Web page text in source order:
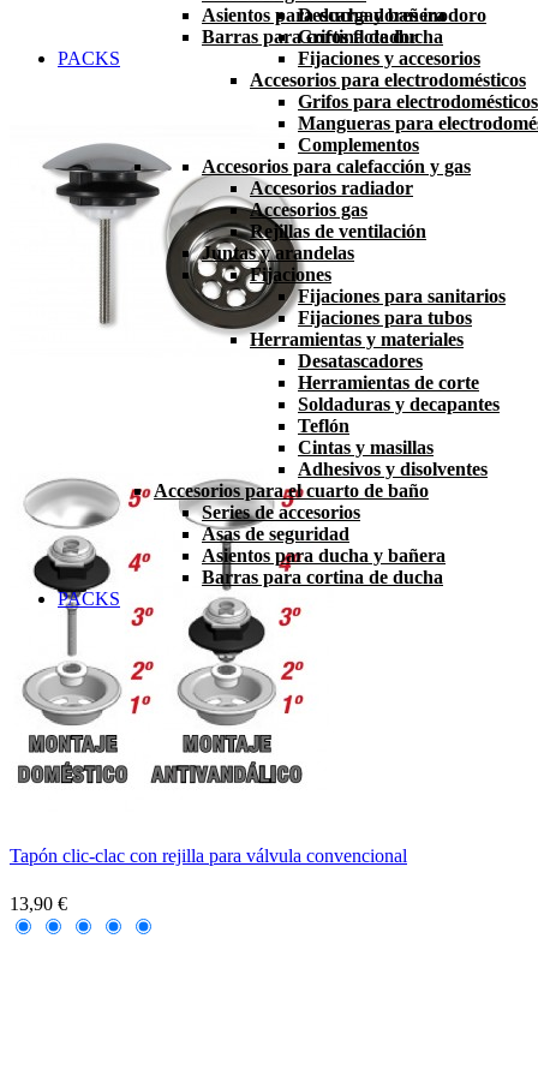
Descargadores inodoro
Grifos flotador
Fijaciones y accesorios
Accesorios para electrodomésticos
Grifos para electrodomésticos
Mangueras para
Complementos
Accesorios para calefacción y gas
Accesorios radiador
Accesorios gas
Rejillas de ventilación
Juntas y arandelas
Fijaciones
Fijaciones para sanitarios
Fijaciones para tubos
Herramientas y materiales
Desatascadores
Herramientas de corte
Soldaduras y decapantes
Teflón
Cintas y masillas
Adhesivos y disolventes
Accesorios para el cuarto de baño
Series de accesorios
Asas de seguridad
Asientos para ducha y bañera
Barras para cortina de ducha
PACKS
Asientos para ducha y bañera
Barras para cortina de ducha
PACKS
Tapón clic-clac con rejilla para válvula convencional
13,90 €